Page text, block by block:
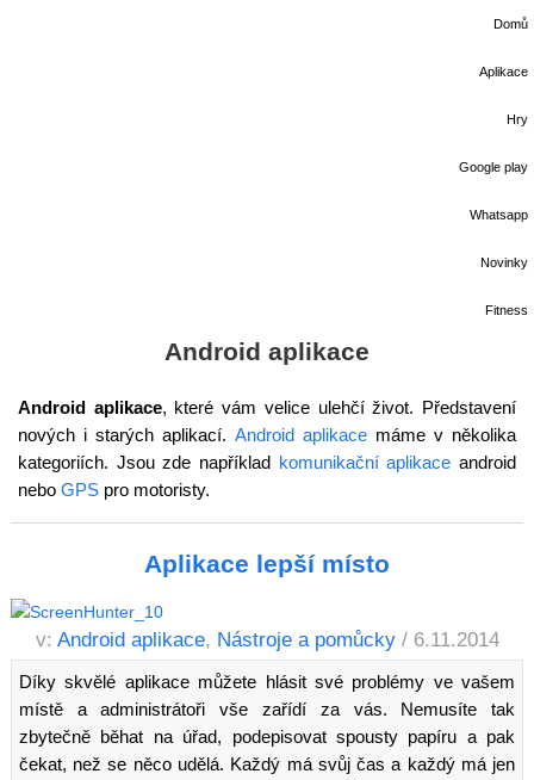
Domů
Aplikace
Hry
Google play
Whatsapp
Novinky
Fitness
Android aplikace
Android aplikace, které vám velice ulehčí život. Představení
nových i starých aplikací. Android aplikacemáme v několika
kategoriích. Jsou zde například komunikační aplikace android
nebo GPSpro motoristy.
Aplikace lepší místo
v: Android aplikace, Nástroje a pomůcky / 6.11.2014
Díky skvělé aplikace můžete hlásit své problémy ve vašem
místě a administrátoři vše zařídí za vás. Nemusíte tak
zbytečně běhat na úřad, podepisovat spousty papíru a pak
čekat, než se něco udělá. Každý má svůj čas a každý má jen